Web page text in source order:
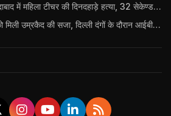
Haryana News: फरीदाबाद में महिला टीचर की दिनदहाड़े हत्या, 32 सेकेण्ड में 34 बार किया वार
ताहिर हुसैन समेस 5 लोगों को मिली उम्रकैद की सजा, दिल्ली दंगों के दौरान आईबी अधिकारी का किया था कत्ल